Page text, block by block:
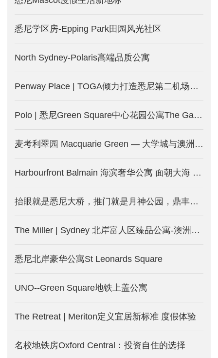
悉尼学区房-Epping Park田园风光社区
North Sydney-Polaris高端品质公寓
Penway Place | TOGA倾力打造悉尼第二机场附近精品公寓 步达地铁-澳洲悉尼新楼盘发售中
Polo | 悉尼Green Square中心花园公寓The Gallery新一期-澳洲悉尼新房产发售中
麦考利翠园 Macquarie Green — 大学城与澳洲硅谷旁的绿色生活-澳洲悉尼新房产出售中
Harbourfront Balmain 海滨奢华公寓 面朝大海 春暖花开-澳洲悉尼新楼盘开售中
抬眼就是悉尼大桥，推门就是月神公园，鼎丰巨献- Milsons Point地标，荣耀现世
The Miller | Sydney 北岸富人区臻品公寓-澳洲悉尼新楼盘出售中
悉尼北岸豪华公寓St Leonards Square
UNO--Green Square地铁上盖公寓
The Retreat | Meriton定义宜居新标准 度假体验
名校地铁房Oxford Central：投资自住的选择